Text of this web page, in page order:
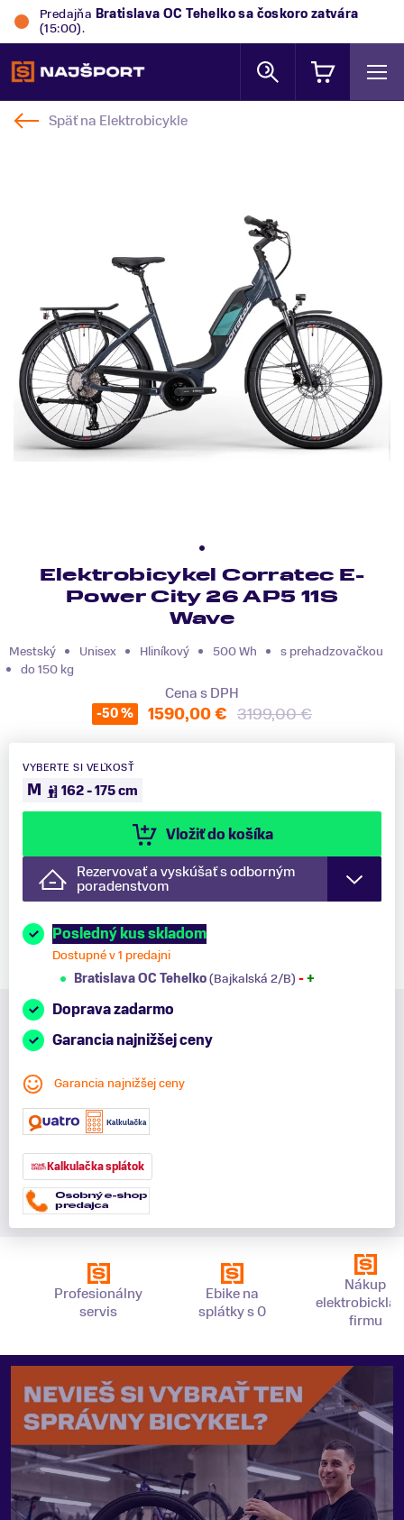
Predajňa Bratislava OC Tehelkosa čoskoro zatvára
(15:00).
Späť na Elektrobicykle
Elektrobicykel Corratec E-
Power City 26 AP5 11S
Wave
Mestský Unisex Hliníkový 500 Wh
s prehadzovačkou
do 150 kg
Cena s DPH
-50 % 1590,00 € 3199,00 €
VYBERTE SI VEĽKOSŤ
M 162 - 175 cm
Vložiť do košíka
Rezervovať a vyskúšať s odborným
poradenstvom
Posledný kus skladom
Dostupné v 1 predajni
Bratislava OC Tehelko(Bajkalská 2/B) -+
Doprava zadarmo
Garancia najnižšej ceny
Garancia najnižšej ceny
Kalkulačka splátok
Profesionálny
servis
Ebike na
splátky s 0
Nákup
elektrobickla
firmu